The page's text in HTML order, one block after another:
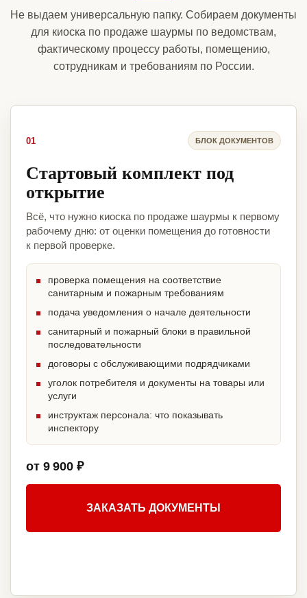
Не выдаем универсальную папку. Собираем документы
для киоска по продаже шаурмы по ведомствам,
фактическому процессу работы, помещению,
сотрудникам и требованиям по России.
01 БЛОК ДОКУМЕНТОВ
Стартовый комплект под
открытие
Всё, что нужно киоска по продаже шаурмы к первому
рабочему дню: от оценки помещения до готовности
к первой проверке.
проверка помещения на соответствие
санитарным и пожарным требованиям
подача уведомления о начале деятельности
санитарный и пожарный блоки в правильной
последовательности
договоры с обслуживающими подрядчиками
уголок потребителя и документы на товары или
услуги
инструктаж персонала: что показывать
инспектору
от 9 900 ₽
ЗАКАЗАТЬ ДОКУМЕНТЫ